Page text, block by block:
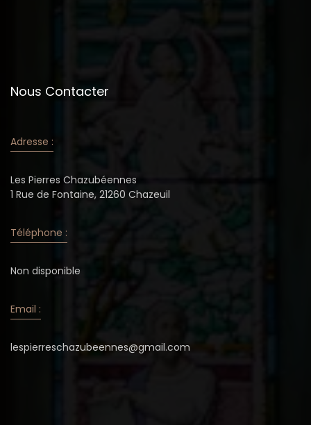
Nous Contacter
Adresse :
Les Pierres Chazubéennes
1 Rue de Fontaine, 21260 Chazeuil
Téléphone :
Non disponible
Email :
lespierreschazubeennes@gmail.com